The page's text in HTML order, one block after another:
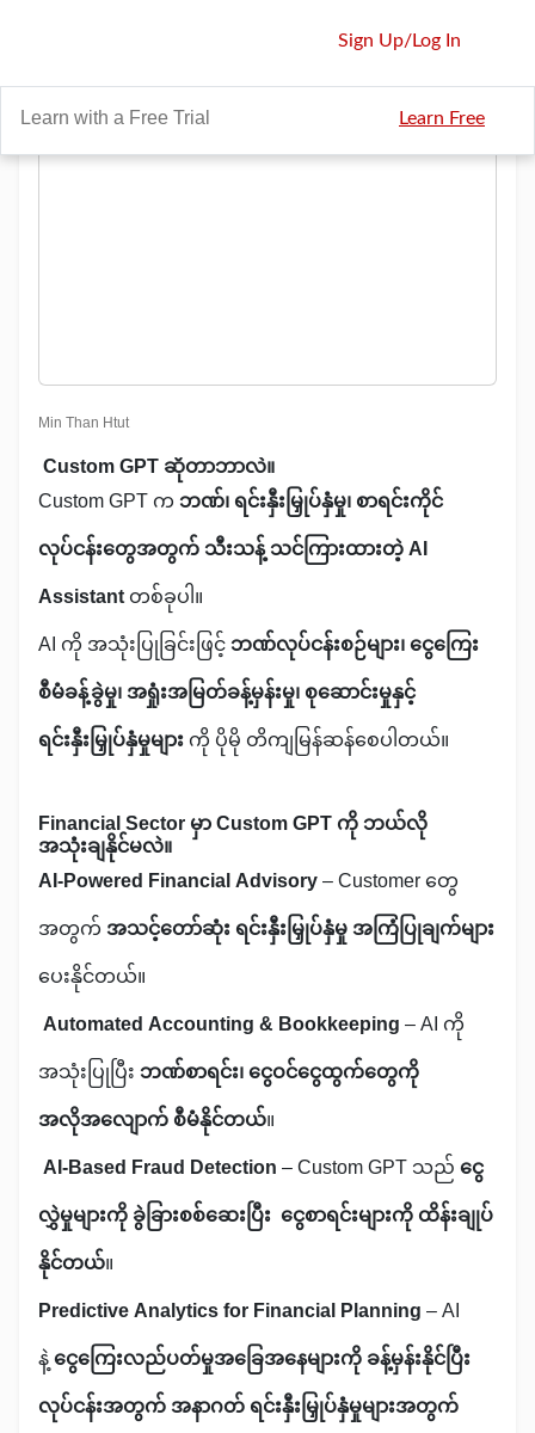
Sign Up/Log In
Learn with a Free Trial
Learn Free
Min Than Htut
Custom GPT ဆိုတာဘာလဲ။
Custom GPT ကဘဏ်၊ ရင်းနှီးမြှုပ်နှံမှု၊ စာရင်းကိုင်
လုပ်ငန်းတွေအတွက် သီးသန့် သင်ကြားထားတဲ့ AI
Assistantတစ်ခုပါ။
AI ကို အသုံးပြုခြင်းဖြင့်ဘဏ်လုပ်ငန်းစဉ်များ၊ ငွေကြေး
စီမံခန့်ခွဲမှု၊ အရှုံးအမြတ်ခန့်မှန်းမှု၊ စုဆောင်းမှုနှင့်
ရင်းနှီးမြှုပ်နှံမှုများကို ပိုမို တိကျမြန်ဆန်စေပါတယ်။
Financial Sector မှာ Custom GPT ကို ဘယ်လို
အသုံးချနိုင်မလဲ။
AI-Powered Financial Advisory– Customer တွေ
အတွက်အသင့်တော်ဆုံး ရင်းနှီးမြှုပ်နှံမှု အကြံပြုချက်များ
ပေးနိုင်တယ်။
Automated Accounting & Bookkeeping– AI ကို
အသုံးပြုပြီးဘဏ်စာရင်း၊ ငွေဝင်ငွေထွက်တွေကို
အလိုအလျောက် စီမံနိုင်တယ်။
AI-Based Fraud Detection– Custom GPT သည်ငွေ
လွှဲမှုများကို ခွဲခြားစစ်ဆေးပြီး ငွေစာရင်းများကို ထိန်းချုပ်
နိုင်တယ်။
Predictive Analytics for Financial Planning– AI
နဲ့ငွေကြေးလည်ပတ်မှုအခြေအနေများကို ခန့်မှန်းနိုင်ပြီး
လုပ်ငန်းအတွက် အနာဂတ် ရင်းနှီးမြှုပ်နှံမှုများအတွက်